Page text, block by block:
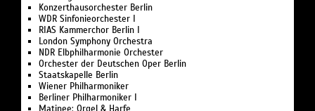
Konzerthausorchester Berlin
WDR Sinfonieorchester I
RIAS Kammerchor Berlin I
London Symphony Orchestra
NDR Elbphilharmonie Orchester
Orchester der Deutschen Oper Berlin
Staatskapelle Berlin
Wiener Philharmoniker
Berliner Philharmoniker I
Matinee: Orgel & Harfe